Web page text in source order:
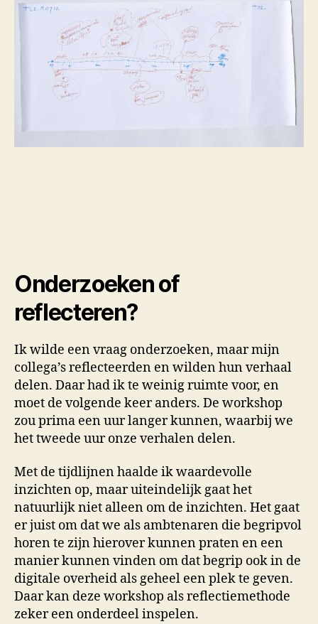
Onderzoeken of
reflecteren?
Ik wilde een vraag onderzoeken, maar mijn
collega’s reflecteerden en wilden hun verhaal
delen. Daar had ik te weinig ruimte voor, en
moet de volgende keer anders. De workshop
zou prima een uur langer kunnen, waarbij we
het tweede uur onze verhalen delen.
Met de tijdlijnen haalde ik waardevolle
inzichten op, maar uiteindelijk gaat het
natuurlijk niet alleen om de inzichten. Het gaat
er juist om dat we als ambtenaren die begripvol
horen te zijn hierover kunnen praten en een
manier kunnen vinden om dat begrip ook in de
digitale overheid als geheel een plek te geven.
Daar kan deze workshop als reflectiemethode
zeker een onderdeel inspelen.